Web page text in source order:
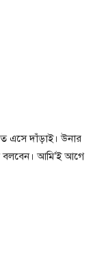
এসে দাঁড়াই। উনার
বলবেন। আমি’ই‌ আগে